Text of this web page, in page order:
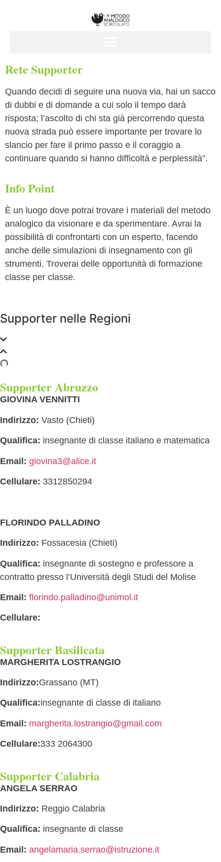
Rete Supporter
Quando decidi di seguire una nuova via, hai un sacco
di dubbi e di domande a cui solo il tempo darà
risposta; l’ascolto di chi sta già percorrendo questa
nuova strada può essere importante per trovare lo
slancio per fare il primo passo e il coraggio a
continuare quando si hanno difficoltà e perplessità”.
Info Point
È un luogo dove potrai trovare i materiali del metodo
analogico da visionare e da sperimentare. Avrai la
possibilità di confrontarti con un esperto, facendo
anche delle simulazioni di insegnamento con gli
strumenti. Troverai delle opportunità di formazione
classe per classe.
Supporter nelle Regioni
Supporter Abruzzo
GIOVINA VENNITTI
Indirizzo: Vasto (Chieti)
Qualifica: insegnante di classe italiano e matematica
Email: giovina3@alice.it
Cellulare: 3312850294
FLORINDO PALLADINO
Indirizzo: Fossacesia (Chieti)
Qualifica: insegnante di sostegno e professore a
contratto presso l’Università degli Studi del Molise
Email: florindo.palladino@unimol.it
Cellulare:
Supporter Basilicata
MARGHERITA LOSTRANGIO
Indirizzo:Grassano (MT)
Qualifica:insegnante di classe di italiano
Email: margherita.lostrangio@gmail.com
Cellulare:333 2064300
Supporter Calabria
ANGELA SERRAO
Indirizzo: Reggio Calabria
Qualifica: insegnante di classe
Email: angelamaria.serrao@istruzione.it